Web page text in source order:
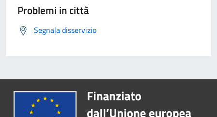
Problemi in città
Segnala disservizio